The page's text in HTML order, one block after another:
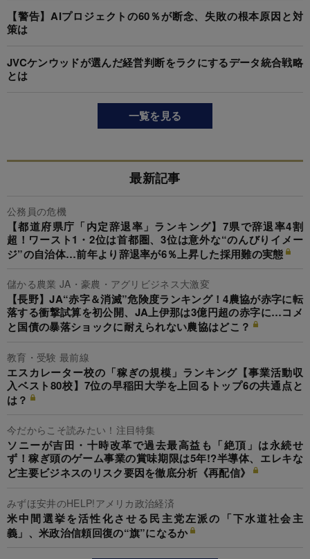
【警告】AIプロジェクトの60％が断念、失敗の根本原因と対
策は
JVCケンウッドが選んだ経営判断をラクにするデータ統合戦略
とは
一覧を見る
最新記事
公務員の危機
【都道府県庁「内定辞退率」ランキング】7県で辞退率4割
超！ワースト1・2位は首都圏、3位は意外な“のんびりイメー
ジ”の自治体…前年より辞退率が6％上昇した採用難の実態
儲かる農業 JA・豪農・アグリビジネス大激変
【長野】JA“赤字＆消滅”危険度ランキング！4農協が赤字に転
落する衝撃試算を初公開、JA上伊那は3億円超の赤字に…コメ
と国債の暴落ショックに耐えられない農協はどこ？
教育・受験 最前線
エスカレーター校の「稼ぎの規模」ランキング【事業活動収
入ベスト80校】7位の早稲田大学を上回るトップ6の共通点と
は？
今だからこそ読みたい！注目特集
ソニーが吉田・十時改革で過去最高益も「絶頂」は永続せ
ず！稼ぎ頭のゲーム事業の賞味期限は5年!?半導体、エレキな
ど主要ビジネスのリスク要因を徹底分析《再配信》
みずほ安井のHELP!アメリカ政治経済
米中間選挙を活性化させる民主党左派の「下水道社会主
義」、米政治信頼回復の“旗”になるか